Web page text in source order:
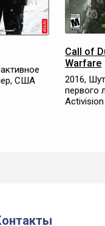
США
Call of
Warfare
2016,
первого
Activision